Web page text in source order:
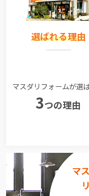
選ばれる理由
マスダリフォームが選
3つの理由